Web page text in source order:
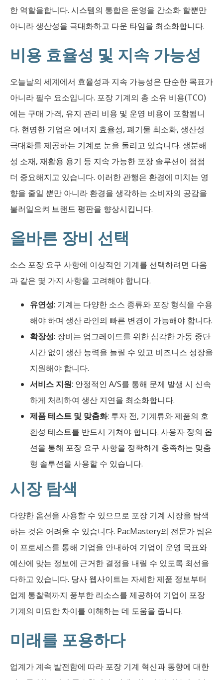
한 역할을합니다. 시스템의 통합은 운영을 간소화 할뿐만
아니라 생산성을 극대화하고 다운 타임을 최소화합니다.
비용 효율성 및 지속 가능성
오늘날의 세계에서 효율성과 지속 가능성은 단순한 목표가
아니라 필수 요소입니다. 포장 기계의 총 소유 비용(TCO)
에는 구매 가격, 유지 관리 비용 및 운영 비용이 포함됩니
다. 현명한 기업은 에너지 효율성, 폐기물 최소화, 생산성
극대화를 제공하는 기계로 눈을 돌리고 있습니다. 생분해
성 소재, 재활용 용기 등 지속 가능한 포장 솔루션이 점점
더 중요해지고 있습니다. 이러한 관행은 환경에 미치는 영
향을 줄일 뿐만 아니라 환경을 생각하는 소비자의 공감을
불러일으켜 브랜드 평판을 향상시킵니다.
올바른 장비 선택
소스 포장 요구 사항에 이상적인 기계를 선택하려면 다음
과 같은 몇 가지 사항을 고려해야 합니다.
유연성: 기계는 다양한 소스 종류와 포장 형식을 수용
해야 하며 생산 라인의 빠른 변경이 가능해야 합니다.
확장성: 장비는 업그레이드를 위한 심각한 가동 중단
시간 없이 생산 능력을 늘릴 수 있고 비즈니스 성장을
지원해야 합니다.
서비스 지원: 안정적인 A/S를 통해 문제 발생 시 신속
하게 처리하여 생산 지연을 최소화합니다.
제품 테스트 및 맞춤화: 투자 전, 기계류와 제품의 호
환성 테스트를 반드시 거쳐야 합니다. 사용자 정의 옵
션을 통해 포장 요구 사항을 정확하게 충족하는 맞춤
형 솔루션을 사용할 수 있습니다.
시장 탐색
다양한 옵션을 사용할 수 있으므로 포장 기계 시장을 탐색
하는 것은 어려울 수 있습니다. PacMastery의 전문가 팀은
이 프로세스를 통해 기업을 안내하여 기업이 운영 목표와
예산에 맞는 정보에 근거한 결정을 내릴 수 있도록 최선을
다하고 있습니다. 당사 웹사이트는 자세한 제품 정보부터
업계 통찰력까지 풍부한 리소스를 제공하여 기업이 포장
기계의 미묘한 차이를 이해하는 데 도움을 줍니다.
미래를 포용하다
업계가 계속 발전함에 따라 포장 기계 혁신과 동향에 대한